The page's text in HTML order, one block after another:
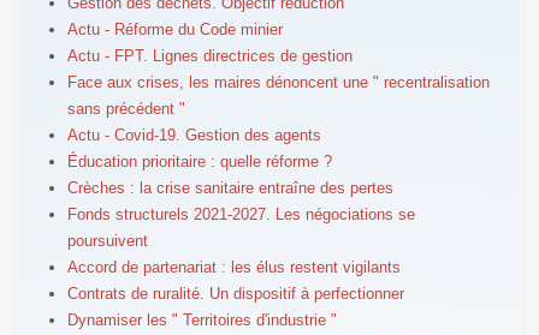
Actu - Réforme du Code minier
Actu - FPT. Lignes directrices de gestion
Face aux crises, les maires dénoncent une " recentralisation
sans précédent "
Actu - Covid-19. Gestion des agents
Éducation prioritaire : quelle réforme ?
Crèches : la crise sanitaire entraîne des pertes
Fonds structurels 2021-2027. Les négociations se
poursuivent
Accord de partenariat : les élus restent vigilants
Contrats de ruralité. Un dispositif à perfectionner
Dynamiser les " Territoires d'industrie "